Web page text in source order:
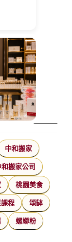
中和搬家
和搬家公司
桃園美食
程 頌缽
螺螄粉